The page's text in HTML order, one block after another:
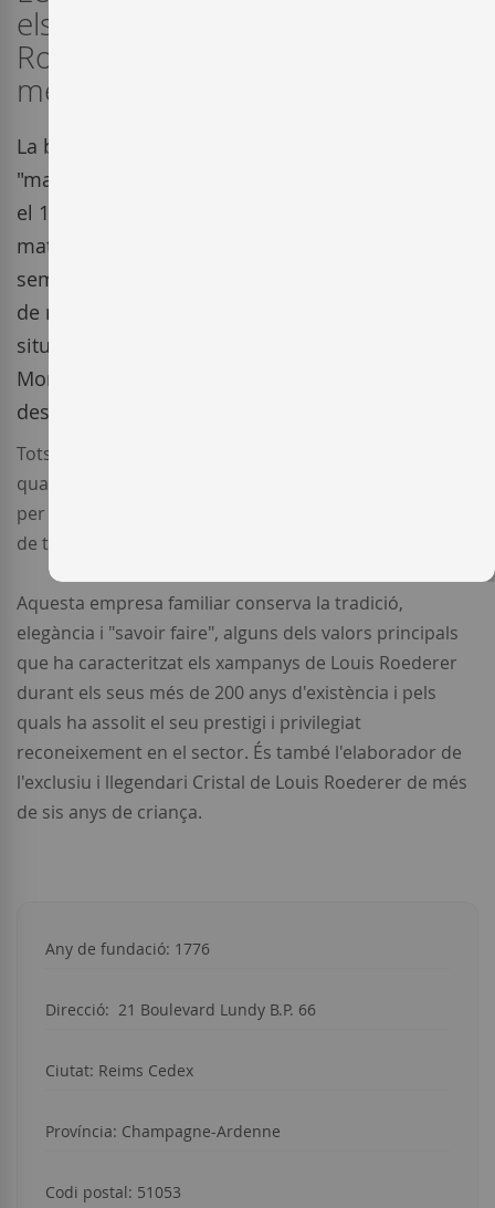
els champagnes de Louis
Roederer, una de les "maison"
més antigues de França.
La bodega Louis Roederer de Reims és una de les
"maison" més antigues de Champagne, fundada
el 1776 i que, des de 1819, és propietat de la
mateixa família. La seva filosofia ha estat i és
sempre la mateixa, controlar el subministrament
de raïm, i per això, disposa de 214 hectàrees
situades en les principals zones de producció: la
Montagne de Reims, Vallée de la Marne i Côte
des Blancs.
Tots els champagnes de Louis Roederer compleixen els
quatre pilars de la casa: vinyes pròpies, vins de reserva
per al licor d'expedició, criances llargues com a mínim
de tres anys i cada parcel·la fermenta per separat.
Aquesta empresa familiar conserva la tradició,
elegància i "savoir faire", alguns dels valors principals
que ha caracteritzat els xampanys de Louis Roederer
durant els seus més de 200 anys d'existència i pels
quals ha assolit el seu prestigi i privilegiat
reconeixement en el sector. És també l'elaborador de
l'exclusiu i llegendari Cristal de Louis Roederer de més
de sis anys de criança.
Any de fundació: 1776
Direcció: 21 Boulevard Lundy B.P. 66
Ciutat: Reims Cedex
Província: Champagne-Ardenne
Codi postal: 51053